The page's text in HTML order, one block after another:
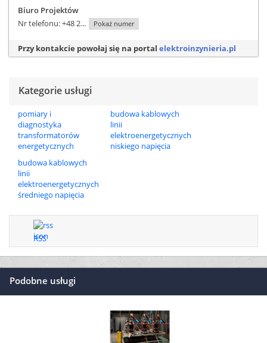
Biuro Projektów
Nr telefonu:+48 2... Pokaż numer
Przy kontakcie powołaj się na portal elektroinzynieria.pl
Kategorie usługi
pomiary i
diagnostyka
transformatorów
energetycznych
budowa kablowych
linii
elektroenergetycznych
niskiego napięcia
budowa kablowych
linii
elektroenergetycznych
średniego napięcia
RSS
Podobne usługi